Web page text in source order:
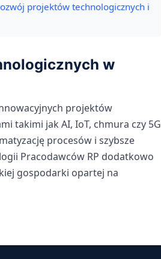
projektów technologicznych i
w
projektów
takimi jak AI, IoT, chmura czy 5G
procesów i szybsze
Pracodawców RP dodatkowo
gospodarki opartej na